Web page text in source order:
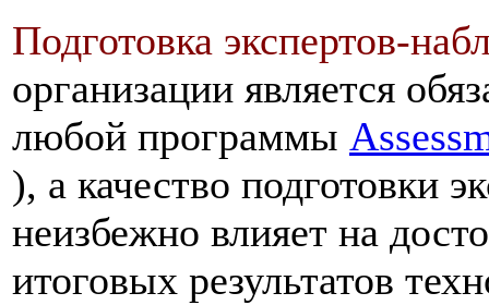
Подготовка экспертов-
организации является
любой программы
), а качество подготовки
неизбежно влияет на
итоговых результатов